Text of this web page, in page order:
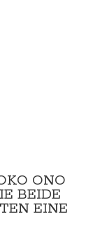
ONO
BEIDE
EINE